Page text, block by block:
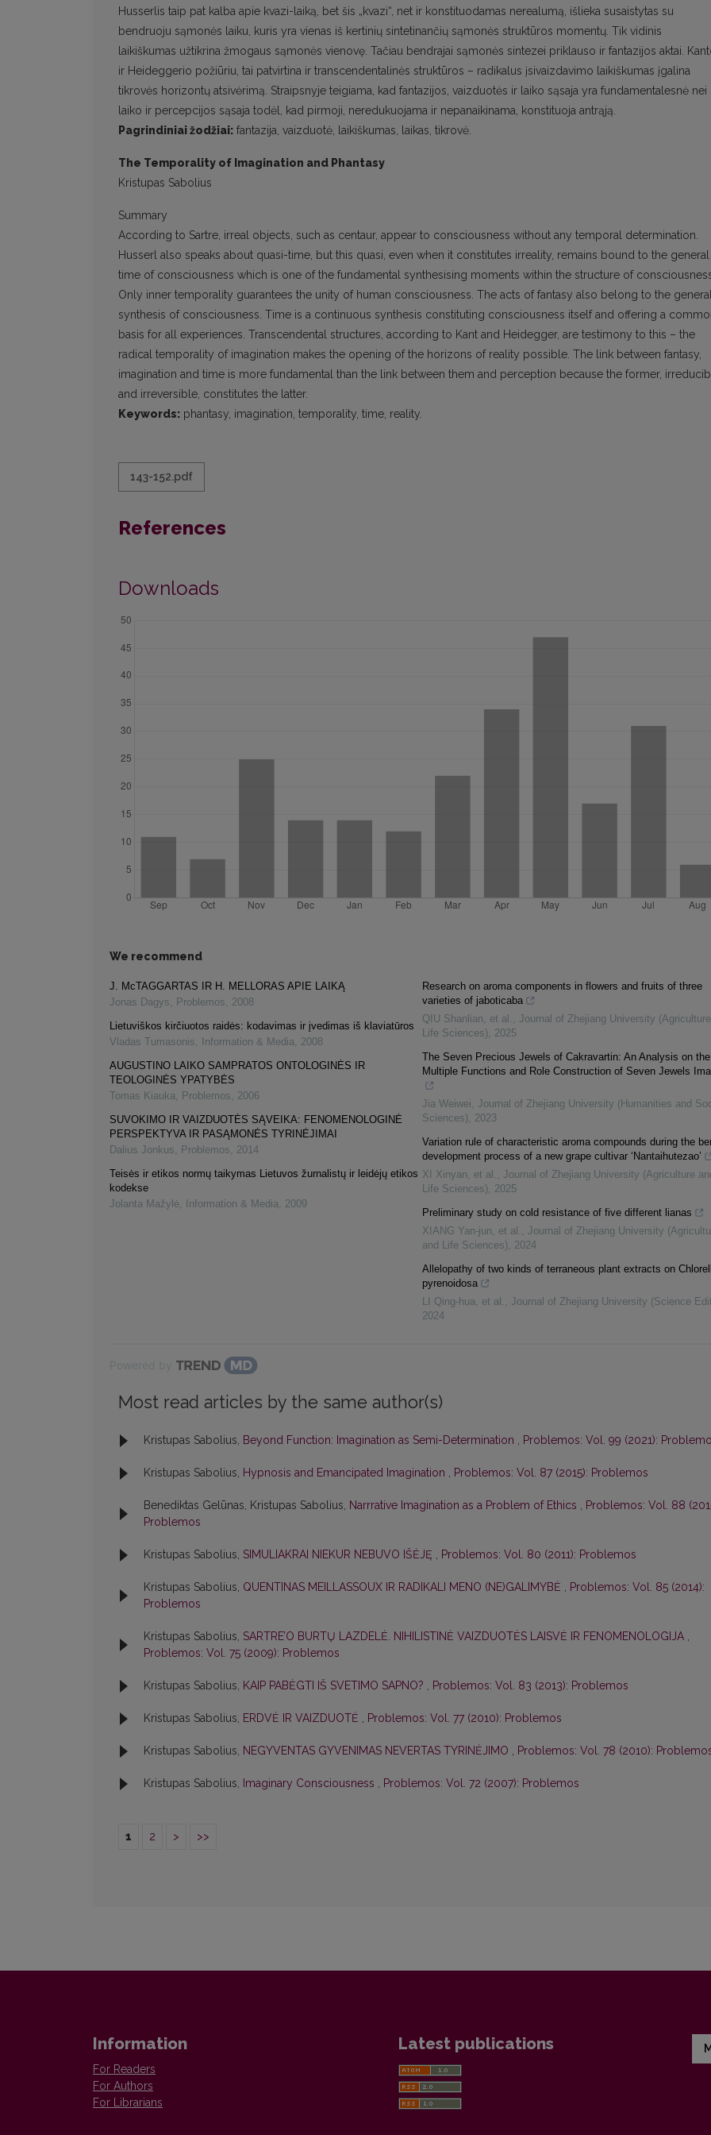
Husserlis taip pat kalba apie kvazi-laiką, bet šis „kvazi“, net ir konstituodamas nerealumą, išlieka susaistytas su
bendruoju sąmonės laiku, kuris yra vienas iš kertinių sintetinančių sąmonės struktūros momentų. Tik vidinis
laikiškumas užtikrina žmogaus sąmonės vienovę. Tačiau bendrajai sąmonės sintezei priklauso ir fantazijos aktai.
ir Heideggerio požiūriu, tai patvirtina ir transcendentalinės struktūros – radikalus įsivaizdavimo laikiškumas įgalina
tikrovės horizontų atsivėrimą. Straipsnyje teigiama, kad fantazijos, vaizduotės ir laiko sąsaja yra fundamentalesnė nei
laiko ir percepcijos sąsaja todėl, kad pirmoji, neredukuojama ir nepanaikinama, konstituoja antrąją.
Pagrindiniai žodžiai: fantazija, vaizduotė, laikiškumas, laikas, tikrovė.
The Temporality of Imagination and Phantasy
Kristupas Sabolius
Summary
According to Sartre, irreal objects, such as centaur, appear to consciousness without any temporal determination.
Husserl also speaks about quasi-time, but this quasi, even when it constitutes irreality, remains bound to the general
time of consciousness which is one of the fundamental synthesising moments within the structure of
Only inner temporality guarantees the unity of human consciousness. The acts of fantasy also belong to the
synthesis of consciousness. Time is a continuous synthesis constituting consciousness itself and offering a
basis for all experiences. Transcendental structures, according to Kant and Heidegger, are testimony to this – the
radical temporality of imagination makes the opening of the horizons of reality possible. The link between fantasy,
imagination and time is more fundamental than the link between them and perception because the former,
and irreversible, constitutes the latter.
Keywords: phantasy, imagination, temporality, time, reality.
143-152.pdf
References
Downloads
We recommend
J. McTAGGARTAS IR H. MELLORAS APIE LAIKĄ
Jonas Dagys, Problemos, 2008
Lietuviškos kirčiuotos raidės: kodavimas ir įvedimas iš klaviatūros
Vladas Tumasonis, Information & Media, 2008
AUGUSTINO LAIKO SAMPRATOS ONTOLOGINĖS IR
TEOLOGINĖS YPATYBĖS
Tomas Kiauka, Problemos, 2006
SUVOKIMO IR VAIZDUOTĖS SĄVEIKA: FENOMENOLOGINĖ
PERSPEKTYVA IR PASĄMONĖS TYRINĖJIMAI
Dalius Jonkus, Problemos, 2014
Teisės ir etikos normų taikymas Lietuvos žurnalistų ir leidėjų etikos
kodekse
Jolanta Mažylė, Information & Media, 2009
Research on aroma components in flowers and fruits of three
varieties of jaboticaba
QIU Shanlian, et al. , Journal of Zhejiang University
Life Sciences), 2025
The Seven Precious Jewels of Cakravartin: An Analysis on the
Multiple Functions and Role Construction of Seven Jewels
Jia Weiwei, Journal of Zhejiang University (Humanities and
Sciences), 2023
Variation rule of characteristic aroma compounds during the
development process of a new grape cultivar ‘Nantaihutezao’
XI Xinyan, et al. , Journal of Zhejiang University (Agriculture
Life Sciences), 2025
Preliminary study on cold resistance of five different lianas
XIANG Yan-jun, et al. , Journal of Zhejiang University
and Life Sciences), 2024
Allelopathy of two kinds of terraneous plant extracts on
pyrenoidosa
LI Qing-hua, et al. , Journal of Zhejiang University (Science
2024
Most read articles by the same author(s)
Kristupas Sabolius, Beyond Function: Imagination as Semi-Determination , Problemos: Vol. 99 (2021):
Kristupas Sabolius, Hypnosis and Emancipated Imagination , Problemos: Vol. 87 (2015): Problemos
Benediktas Gelūnas, Kristupas Sabolius, Narrrative Imagination as a Problem of Ethics , Problemos: Vol. 88
Problemos
Kristupas Sabolius, SIMULIAKRAI NIEKUR NEBUVO IŠĖJĘ , Problemos: Vol. 80 (2011): Problemos
Kristupas Sabolius, QUENTINAS MEILLASSOUX IR RADIKALI MENO (NE)GALIMYBĖ , Problemos: Vol. 85 (2014):
Problemos
Kristupas Sabolius, SARTRE’O BURTŲ LAZDELĖ. NIHILISTINĖ VAIZDUOTĖS LAISVĖ IR FENOMENOLOGIJA ,
Problemos: Vol. 75 (2009): Problemos
Kristupas Sabolius, KAIP PABĖGTI IŠ SVETIMO SAPNO? , Problemos: Vol. 83 (2013): Problemos
Kristupas Sabolius, ERDVĖ IR VAIZDUOTĖ , Problemos: Vol. 77 (2010): Problemos
Kristupas Sabolius, NEGYVENTAS GYVENIMAS NEVERTAS TYRINĖJIMO , Problemos: Vol. 78 (2010):
Kristupas Sabolius, Imaginary Consciousness , Problemos: Vol. 72 (2007): Problemos
1 2 > >>
Information
For Readers
For Authors
For Librarians
Latest publications